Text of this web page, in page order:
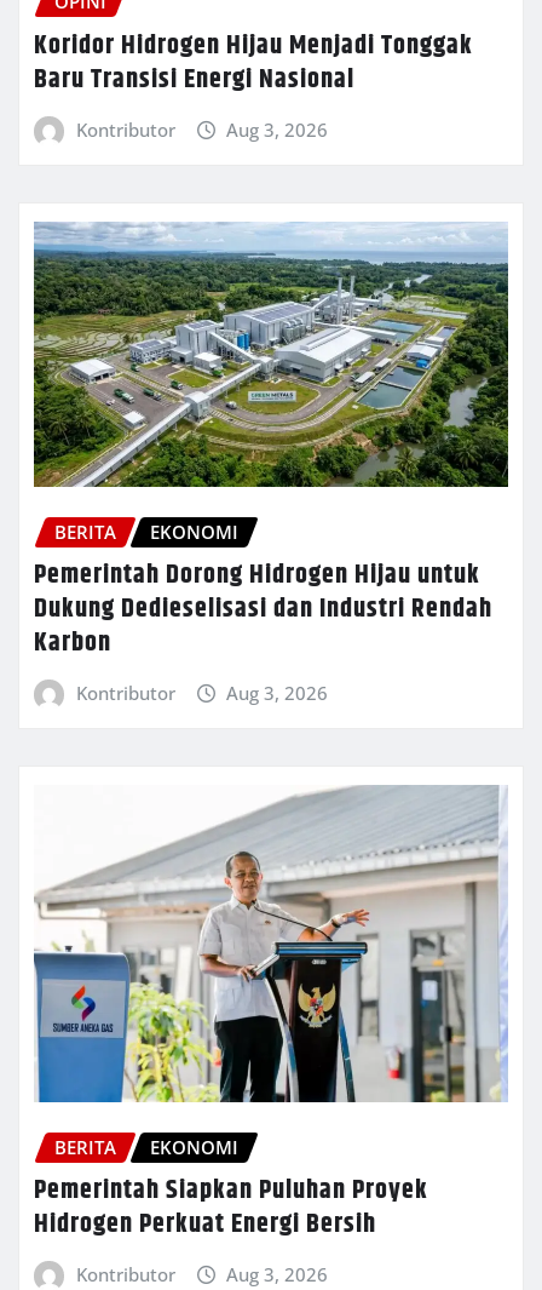
Koridor Hidrogen Hijau Menjadi Tonggak
Baru Transisi Energi Nasional
Kontributor Aug 3, 2026
BERITA EKONOMI
Pemerintah Dorong Hidrogen Hijau untuk
Dukung Dedieselisasi dan Industri Rendah
Karbon
Kontributor Aug 3, 2026
BERITA EKONOMI
Pemerintah Siapkan Puluhan Proyek
Hidrogen Perkuat Energi Bersih
Kontributor Aug 3, 2026